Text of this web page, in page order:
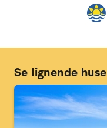
Se lignende huse